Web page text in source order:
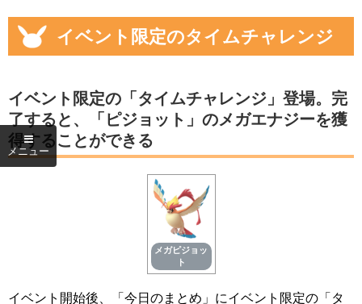
イベント限定のタイムチャレンジ
イベント限定の「タイムチャレンジ」登場。完
了すると、「ピジョット」のメガエナジーを獲
得することができる
メガピジョッ
ト
イベント開始後、「今日のまとめ」にイベント限定の「タ